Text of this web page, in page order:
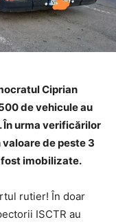
Ciprian
de vehicule au
În urma verificărilor
de peste 3
fost imobilizate.
rutier! În doar
ISCTR au